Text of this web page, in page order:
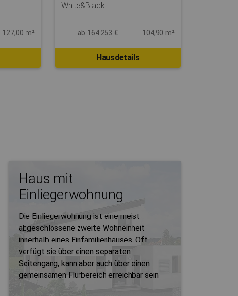
127,00 m²
White&Black
ab 164.253 € 104,90 m²
Hausdetails
Haus mit
Einliegerwohnung
Die Einliegerwohnung ist eine meist
abgeschlossene zweite Wohneinheit
innerhalb eines Einfamilienhauses. Oft
verfügt sie über einen separaten
Seitengang, kann aber auch über einen
gemeinsamen Flurbereich erreichbar sein